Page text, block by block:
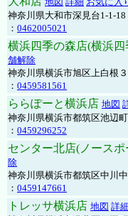
神奈川県大和市深見台1-1-18
： 0462005021
横浜四季の森店(横浜
舗解除
神奈川県横浜市旭区上白根
： 0459581561
ららぽーと横浜店 地図
神奈川県横浜市都筑区池辺
： 0459296252
センター北店(ノース
除
神奈川県横浜市都筑区中川
： 0459147661
トレッサ横浜店 地図 詳細